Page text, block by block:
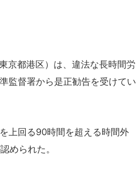
京都港区）は、違法な長時間労
監督署から是正勧告を受けてい
上回る90時間を超える時間外
められた。